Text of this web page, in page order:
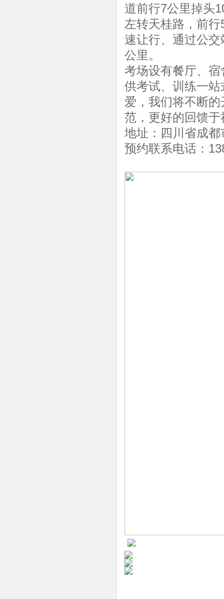
道前行7公里掉头
左转天桂路，前
速让行、通过公
公里。
考场设有餐厅、
供考试、训练一
爱，我们将不断
范，更好的回馈于
地址：四川省成
预约联系电话：